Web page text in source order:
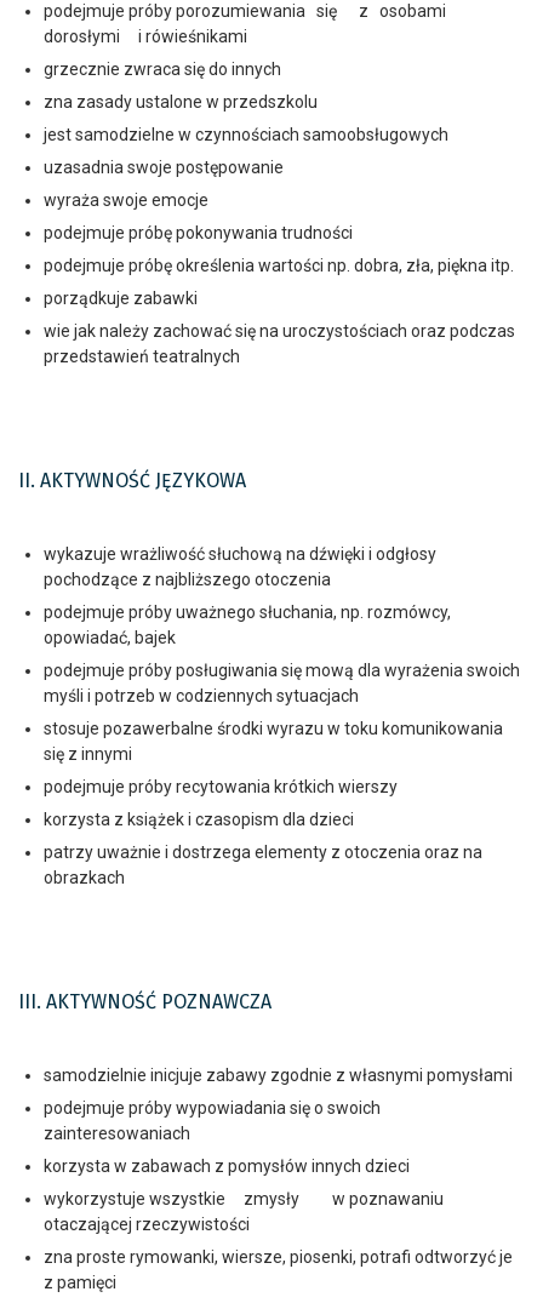
podejmuje próby porozumiewania się z osobami
dorosłymi i rówieśnikami
grzecznie zwraca się do innych
zna zasady ustalone w przedszkolu
jest samodzielne w czynnościach samoobsługowych
uzasadnia swoje postępowanie
wyraża swoje emocje
podejmuje próbę pokonywania trudności
podejmuje próbę określenia wartości np. dobra, zła, piękna itp.
porządkuje zabawki
wie jak należy zachować się na uroczystościach oraz podczas
przedstawień teatralnych
II. AKTYWNOŚĆ JĘZYKOWA
wykazuje wrażliwość słuchową na dźwięki i odgłosy
pochodzące z najbliższego otoczenia
podejmuje próby uważnego słuchania, np. rozmówcy,
opowiadać, bajek
podejmuje próby posługiwania się mową dla wyrażenia swoich
myśli i potrzeb w codziennych sytuacjach
stosuje pozawerbalne środki wyrazu w toku komunikowania
się z innymi
podejmuje próby recytowania krótkich wierszy
korzysta z książek i czasopism dla dzieci
patrzy uważnie i dostrzega elementy z otoczenia oraz na
obrazkach
III. AKTYWNOŚĆ POZNAWCZA
samodzielnie inicjuje zabawy zgodnie z własnymi pomysłami
podejmuje próby wypowiadania się o swoich
zainteresowaniach
korzysta w zabawach z pomysłów innych dzieci
wykorzystuje wszystkie zmysły w poznawaniu
otaczającej rzeczywistości
zna proste rymowanki, wiersze, piosenki, potrafi odtworzyć je
z pamięci